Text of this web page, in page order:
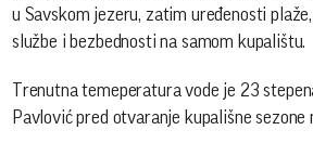
u Savskom jezeru, zatim uređenosti
službe i bezbednosti na samom kupalištu.
Trenutna temeperatura vode je 23
Pavlović pred otvaranje kupališne sezone